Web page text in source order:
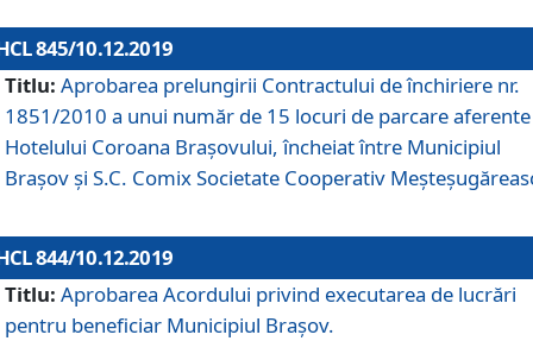
845/10.12.2019
Titlu: Aprobarea prelungirii Contractului de închiriere nr.
1851/2010 a unui număr de 15 locuri de parcare aferente
Hotelului Coroana Brașovului, încheiat între Municipiul
Braşov şi S.C. Comix Societate Cooperativ
844/10.12.2019
Titlu: Aprobarea Acordului privind executarea de lucrări
pentru beneficiar Municipiul Brașov.